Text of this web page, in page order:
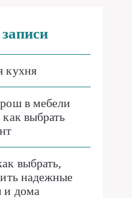
кухня
в мебели
выбрать
выбрать,
надежные
и дома